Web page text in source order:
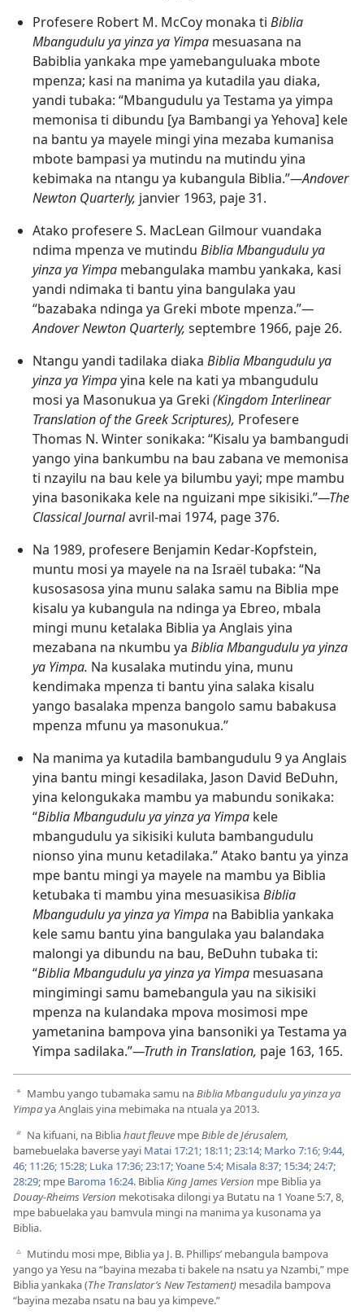
Profesere Robert M. McCoy monaka ti Biblia
Mbangudulu ya yinza ya Yimpa mesuasana na
Babiblia yankaka mpe yamebanguluaka mbote
mpenza; kasi na manima ya kutadila yau diaka,
yandi tubaka: “Mbangudulu ya Testama ya yimpa
memonisa ti dibundu [ya Bambangi ya Yehova] kele
na bantu ya mayele mingi yina mezaba kumanisa
mbote bampasi ya mutindu na mutindu yina
kebimaka na ntangu ya kubangula Biblia.”​—Andover
Newton Quarterly, janvier 1963, paje 31.
Atako profesere S. MacLean Gilmour vuandaka
ndima mpenza ve mutindu Biblia Mbangudulu ya
yinza ya Yimpa mebangulaka mambu yankaka, kasi
yandi ndimaka ti bantu yina bangulaka yau
“bazabaka ndinga ya Greki mbote mpenza.”​—
Andover Newton Quarterly, septembre 1966, paje 26.
Ntangu yandi tadilaka diaka Biblia Mbangudulu ya
yinza ya Yimpayina kele na kati ya mbangudulu
mosi ya Masonukua ya Greki (Kingdom Interlinear
Translation of the Greek Scriptures), Profesere
Thomas N. Winter sonikaka: “Kisalu ya bambangudi
yango yina bankumbu na bau zabana ve memonisa
ti nzayilu na bau kele ya bilumbu yayi; mpe mambu
yina basonikaka kele na nguizani mpe sikisiki.”—The
Classical Journalavril-mai 1974, page 376.
Na 1989, profesere Benjamin Kedar-Kopfstein,
muntu mosi ya mayele na na Israël tubaka: “Na
kusosasosa yina munu salaka samu na Biblia mpe
kisalu ya kubangula na ndinga ya Ebreo, mbala
mingi munu ketalaka Biblia ya Anglais yina
mezabana na nkumbu ya Biblia Mbangudulu ya yinza
ya Yimpa. Na kusalaka mutindu yina, munu
kendimaka mpenza ti bantu yina salaka kisalu
yango basalaka mpenza bangolo samu babakusa
mpenza mfunu ya masonukua.”
Na manima ya kutadila bambangudulu 9 ya Anglais
yina bantu mingi kesadilaka, Jason David BeDuhn,
yina kelongukaka mambu ya mabundu sonikaka:
“Biblia Mbangudulu ya yinza ya Yimpa kele
mbangudulu ya sikisiki kuluta bambangudulu
nionso yina munu ketadilaka.” Atako bantu ya yinza
mpe bantu mingi ya mayele na mambu ya Biblia
ketubaka ti mambu yina mesuasikisa Biblia
Mbangudulu ya yinza ya Yimpa na Babiblia yankaka
kele samu bantu yina bangulaka yau balandaka
malongi ya dibundu na bau, BeDuhn tubaka ti:
“Biblia Mbangudulu ya yinza ya Yimpa mesuasana
mingimingi samu bamebangula yau na sikisiki
mpenza na kulandaka mpova mosimosi mpe
yametanina bampova yina bansoniki ya Testama ya
Yimpa sadilaka.”​—Truth in Translation, paje 163, 165.
a Mambu yango tubamaka samu naBiblia Mbangudulu ya yinza ya
Yimpaya Anglais yina mebimaka na ntuala ya 2013.
b Na kifuani, na Bibliahaut fleuve mpeBible de Jérusalem,
bamebuelaka baverse yayi Matai 17:21; 18:11;23:14; Marko 7:16;9:44,
46; 11:26; 15:28; Luka 17:36;23:17;Yoane 5:4; Misala 8:37; 15:34;24:7;
28:29; mpe Baroma 16:24. BibliaKing James Version mpe Biblia ya
Douay-Rheims Version mekotisaka dilongi ya Butatu na 1 Yoane 5:7, 8,
mpe babuelaka yau bamvula mingi na manima ya kusonama ya
Biblia.
c Mutindu mosi mpe, Biblia ya J. B. Phillips’ mebangula bampova
yango ya Yesu na “bayina mezaba ti bakele na nsatu ya Nzambi,” mpe
Biblia yankaka (The Translator’s New Testament) mesadila bampova
“bayina mezaba nsatu na bau ya kimpeve.”